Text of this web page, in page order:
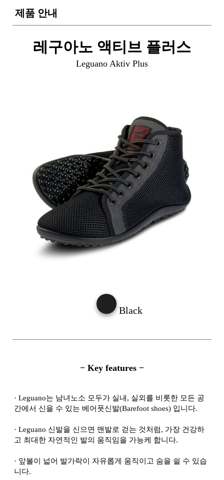
제품 안내
레구아노 액티브 플러스
Leguano Aktiv Plus
Black
− Key features −
· Leguano는 남녀노소 모두가 실내, 실외를 비롯한 모든 공
간에서 신을 수 있는 베어풋신발(Barefoot shoes) 입니다.
· Leguano 신발을 신으면 맨발로 걷는 것처럼, 가장 건강하
고 최대한 자연적인 발의 움직임을 가능케 합니다.
· 앞볼이 넓어 발가락이 자유롭게 움직이고 숨을 쉴 수 있습
니다.